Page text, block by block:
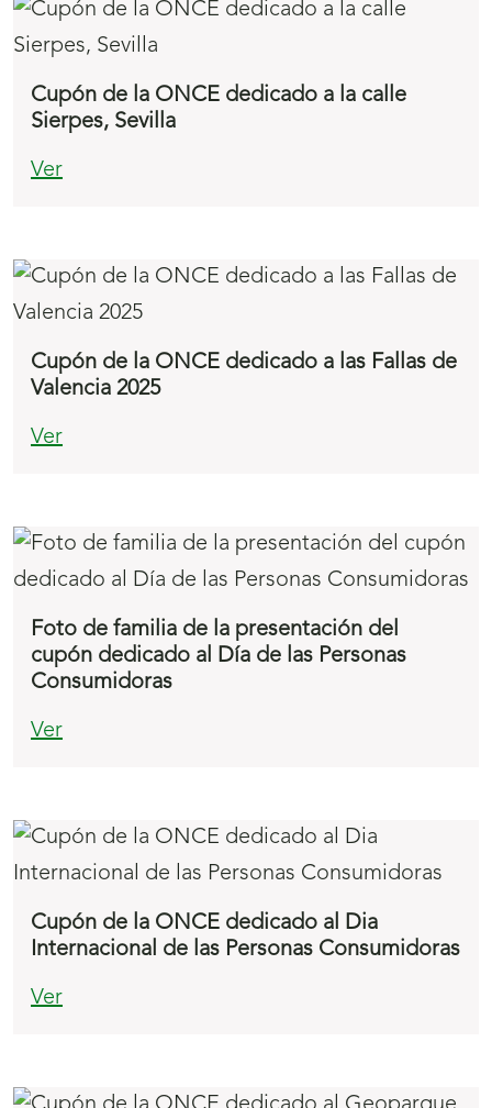
Cupón de la ONCE dedicado a la calle
Sierpes, Sevilla
Ver
Cupón de la ONCE dedicado a las Fallas de
Valencia 2025
Ver
Foto de familia de la presentación del
cupón dedicado al Día de las Personas
Consumidoras
Ver
Cupón de la ONCE dedicado al Dia
Internacional de las Personas Consumidoras
Ver